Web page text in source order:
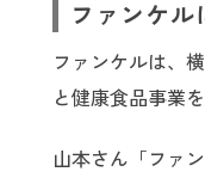
ファンケ
ファンケルは、
と健康食品事業
山本さん「ファ